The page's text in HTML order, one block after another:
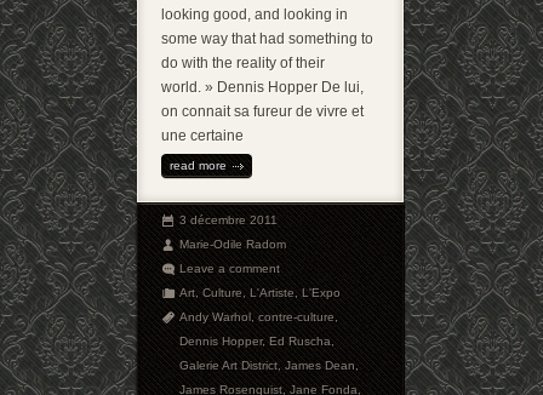
looking good, and looking in
some way that had something to
do with the reality of their
world. » Dennis Hopper De lui,
on connait sa fureur de vivre et
une certaine
read more
3 décembre 2011
Marie-Odile Radom
Leave a comment
Art,Culture,L'Artiste,L'Expo
Andy Warhol,contre-culture,
Dennis Hopper,Ed Ruscha,
Galerie Art District,James Dean,
James Rosenquist,Jane Fonda,